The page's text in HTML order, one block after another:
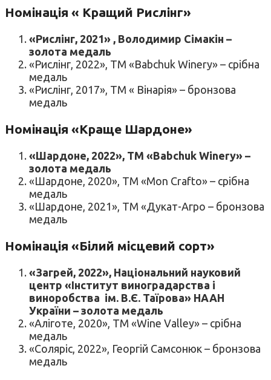
Номінація « Кращий Рислінг»
«Рислінг, 2021» , Володимир Сімакін –
золота медаль
«Рислінг, 2022», ТМ «Babchuk Winery» – срібна
медаль
«Рислінг, 2017», ТМ « Вінарія» – бронзова
медаль
Номінація «Краще Шардоне»
«Шардоне, 2022», ТМ «Babchuk Winery» –
золота медаль
«Шардоне, 2020», ТМ «Mon Crafto» – срібна
медаль
«Шардоне, 2021», ТМ «Дукат-Агро – бронзова
медаль
Номінація «Білий місцевий сорт»
«Загрей, 2022», Національний науковий
центр «Інститут виноградарства і
виноробства ім. В.Є. Таїрова» НААН
України – золота медаль
«Аліготе, 2020», ТМ «Wine Valley» – срібна
медаль
«Соляріс, 2022», Георгій Самсонюк – бронзова
медаль